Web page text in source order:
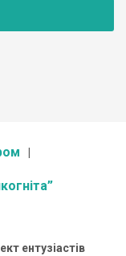
ентузіастів